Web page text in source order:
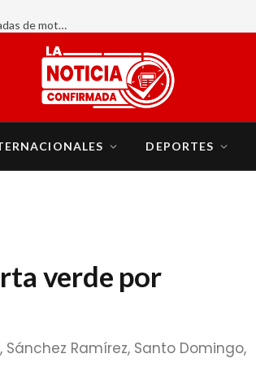
DEPORTES
verde por
Ramírez, Santo Domingo,